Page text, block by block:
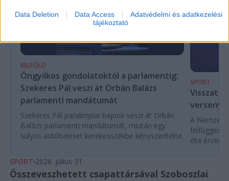
Data Deletion Data Access
Adatvédelmi és adatkezelési
tájékoztató
BELFÖLD
Öngyilkos gondolatoktól a parlamentig:
Szekeres Pál veszi át Orbán Balázs
parlamenti mandátumát
Szekeres Pál paralimpiai bajnok veszi át Orbán
Balázs parlamenti mandátumát, miután egy
súlyos autóbaleset kerekesszékbe kényszerítette.
SPORT
A
óta
SPORT 2026. július 31.
Összeveszhetett csapattársával Szoboszlai